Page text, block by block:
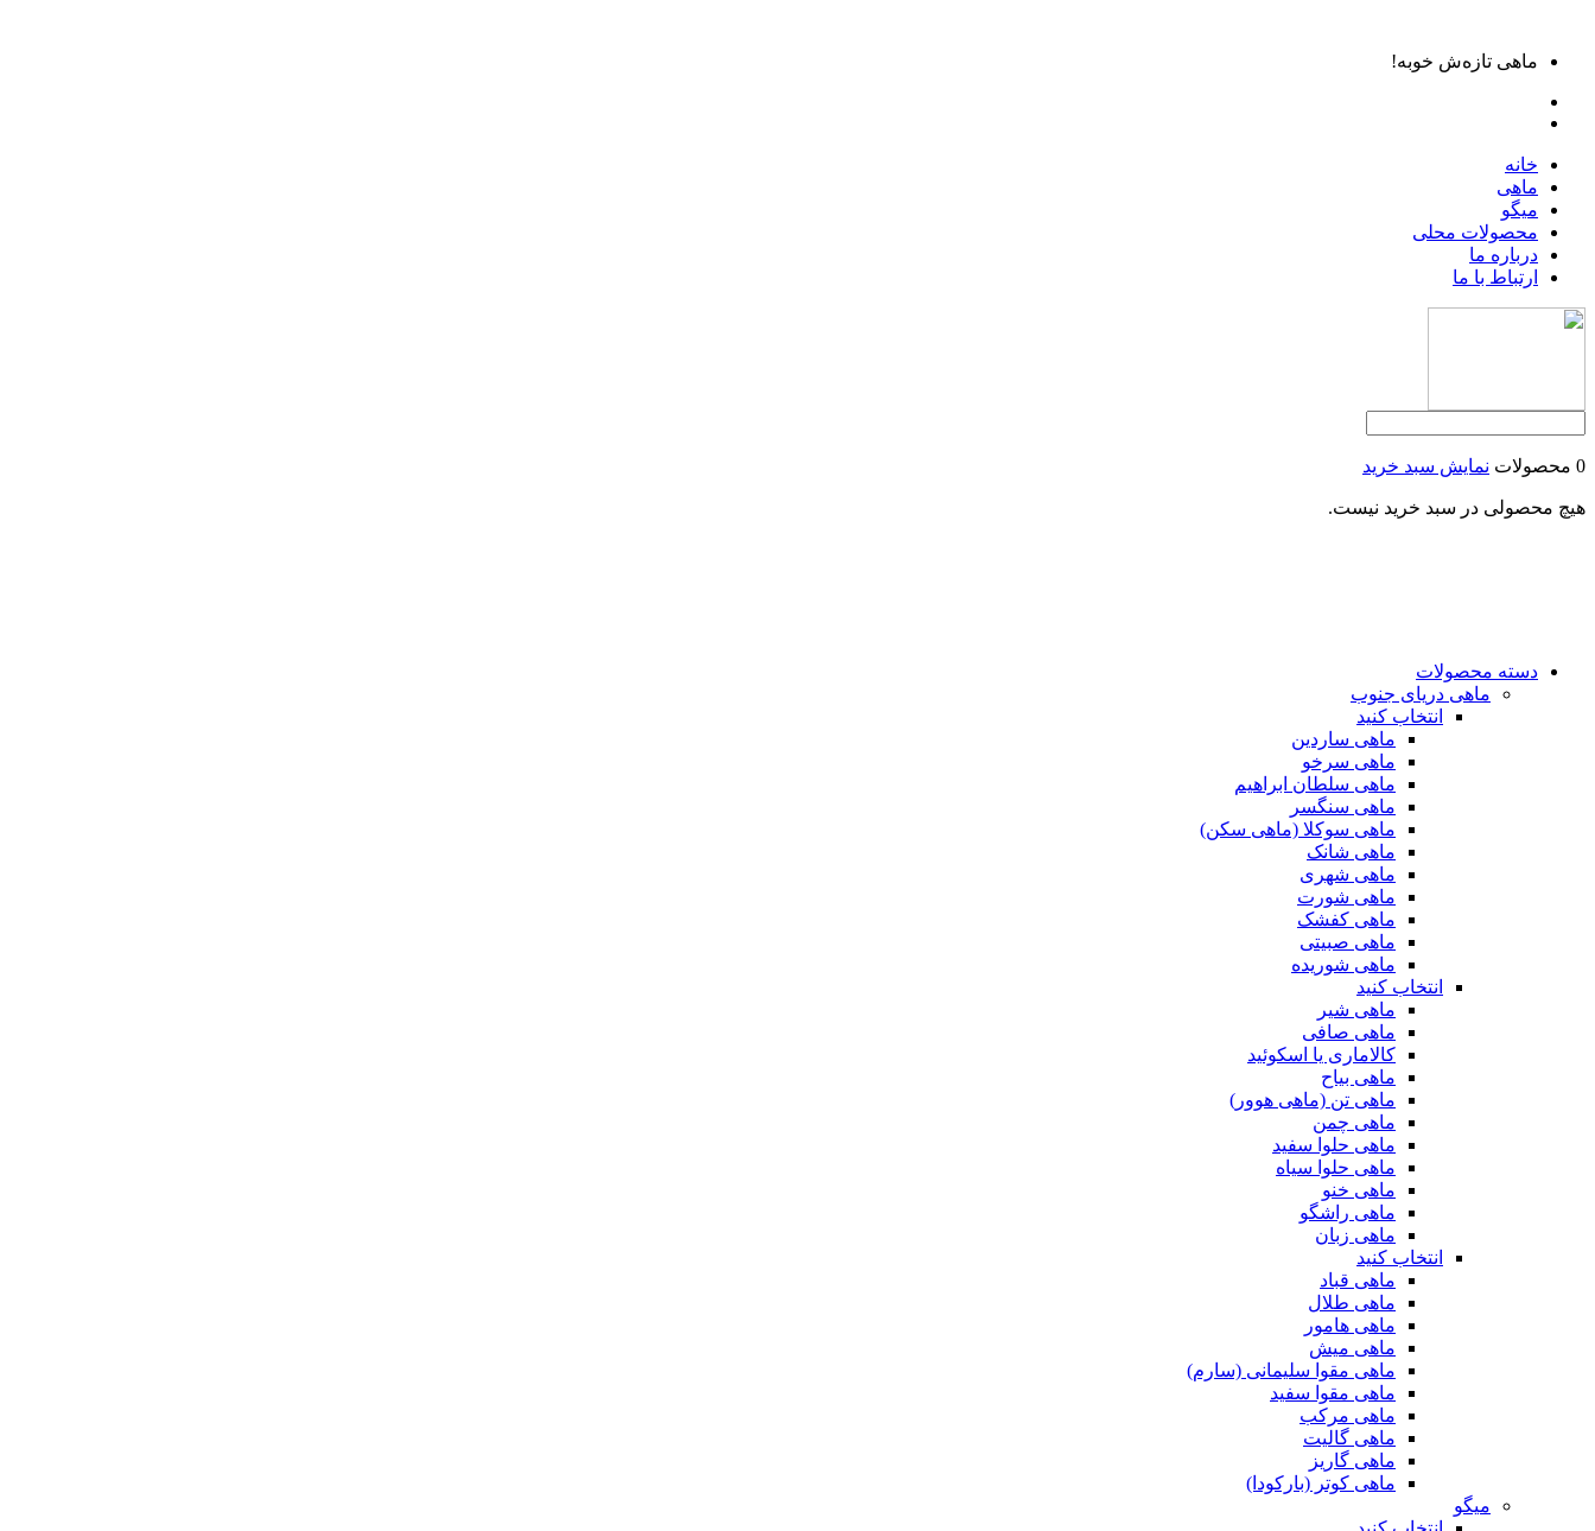
ماهی تازه‌ش خوبه!
خانه
ماهی
میگو
محصولات محلی
درباره ما
ارتباط با ما
0 محصولات نمایش سبد خرید
هیچ محصولی در سبد خرید نیست.
دسته محصولات
ماهی دریای جنوب
انتخاب کنید
ماهی ساردین
ماهی سرخو
ماهی سلطان ابراهیم
ماهی سنگسر
ماهی سوکلا (ماهی سکن)
ماهی شانک
ماهی شهری
ماهی شورت
ماهی کفشک
ماهی صبیتی
ماهی شوریده
انتخاب کنید
ماهی شیر
ماهی صافی
کالاماری یا اسکوئید
ماهی بیاح
ماهی تن (ماهی هوور)
ماهی چمن
ماهی حلوا سفید
ماهی حلوا سیاه
ماهی خنو
ماهی راشگو
ماهی زبان
انتخاب کنید
ماهی قباد
ماهی طلال
ماهی هامور
ماهی میش
ماهی مقوا سلیمانی (سارم)
ماهی مقوا سفید
ماهی مرکب
ماهی گالیت
ماهی گاریز
ماهی کوتر (بارکودا)
میگو